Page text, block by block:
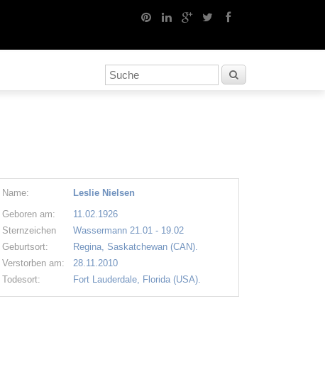
Name:
Leslie Nielsen
Geboren am:
11.02.1926
Sternzeichen
Wassermann 21.01 - 19.02
Geburtsort:
Regina, Saskatchewan (CAN).
Verstorben am:
28.11.2010
Todesort:
Fort Lauderdale, Florida (USA).